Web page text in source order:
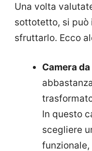
Una volta
sottotetto, si può
sfruttarlo. Ecco
Camera
In questo
scegliere